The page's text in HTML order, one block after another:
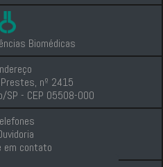
Biomédicas
nº 2415
SP - CEP 05508-000
em contato